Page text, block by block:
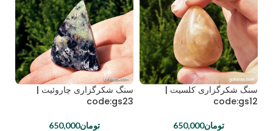
سنگ شکرگزاری کلسیت |
code:gs12
تومان650,000
سنگ شکرگزاری چاروئیت |
code:gs23
تومان650,000